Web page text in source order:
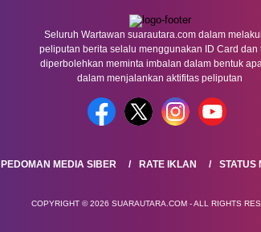
Seluruh Wartawan suarautara.com dalam
peliputan berita selalu menggunakan ID Card dan
diperbolehkan meminta imbalan dalam bentuk
dalam menjalankan aktifitas peliputan
PEDOMAN MEDIA SIBER RATE IKLAN STATUS
COPYRIGHT © 2026 SUARAUTARA.COM - ALL RIGHTS